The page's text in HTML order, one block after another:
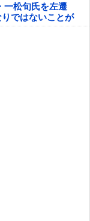
一松旬氏を左遷
りではないことが